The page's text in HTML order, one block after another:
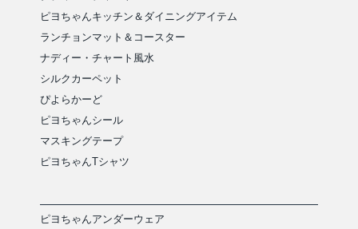
ピヨちゃんキッチン＆ダイニングアイテム
ランチョンマット＆コースター
ナディー・チャート風水
シルクカーペット
ぴよらかーど
ピヨちゃんシール
マスキングテープ
ピヨちゃんTシャツ
ピヨちゃんアンダーウェア